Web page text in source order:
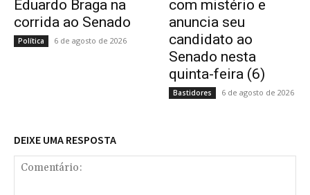
Eduardo Braga na
corrida ao Senado
Política 6 de agosto de 2026
com mistério e
anuncia seu
candidato ao
Senado nesta
quinta-feira (6)
Bastidores 6 de agosto de 2026
DEIXE UMA RESPOSTA